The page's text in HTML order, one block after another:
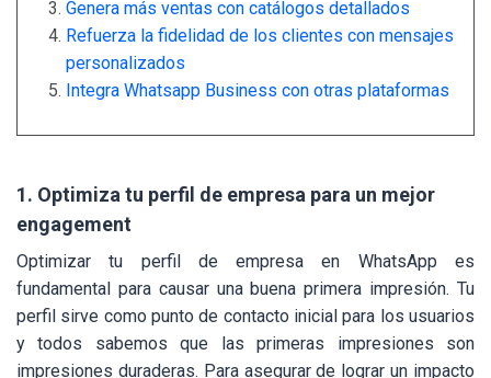
Genera más ventas con catálogos detallados
Refuerza la fidelidad de los clientes con mensajes
personalizados
Integra Whatsapp Business con otras plataformas
1. Optimiza tu perfil de empresa para un mejor
engagement
Optimizar tu perfil de empresa en WhatsApp es
fundamental para causar una buena primera impresión. Tu
perfil sirve como punto de contacto inicial para los usuarios
y todos sabemos que las primeras impresiones son
impresiones duraderas. Para asegurar de lograr un impacto